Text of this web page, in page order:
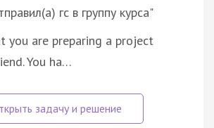
гс в группу курса"
you are preparing a project
You ha…